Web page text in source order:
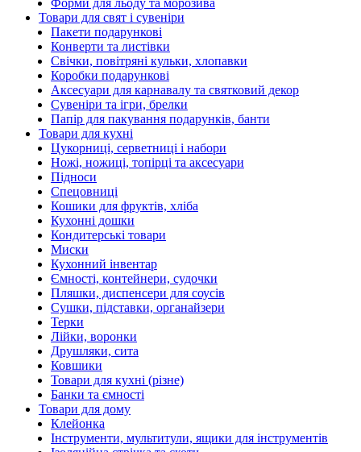
Форми для льоду та морозива
Товари для свят і сувеніри
Пакети подарункові
Конверти та листівки
Свічки, повітряні кульки, хлопавки
Коробки подарункові
Аксесуари для карнавалу та святковий декор
Сувеніри та ігри, брелки
Папір для пакування подарунків, банти
Товари для кухні
Цукорниці, серветниці і набори
Ножі, ножиці, топірці та аксесуари
Підноси
Спецовниці
Кошики для фруктів, хліба
Кухонні дошки
Кондитерські товари
Миски
Кухонний інвентар
Ємності, контейнери, судочки
Пляшки, диспенсери для соусів
Сушки, підставки, органайзери
Терки
Лійки, воронки
Друшляки, сита
Ковшики
Товари для кухні (різне)
Банки та ємності
Товари для дому
Клейонка
Інструменти, мультитули, ящики для інструментів